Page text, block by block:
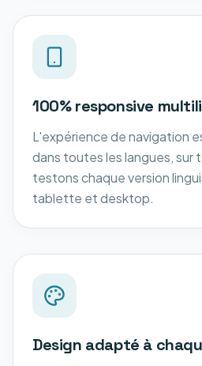
100% responsive
L'expérience de navigation
dans toutes les langues, sur
testons chaque version
tablette et desktop.
Design adapté à